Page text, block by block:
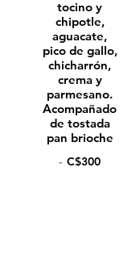
tocino y
chipotle,
aguacate,
pico de gallo,
chicharrón,
crema y
parmesano.
Acompañado
de tostada
pan brioche
- C$300